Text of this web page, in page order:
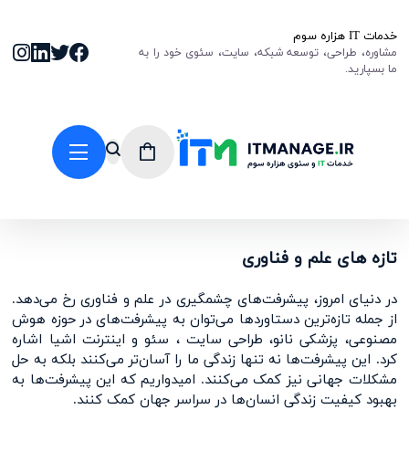
خدمات IT هزاره سوم
مشاوره، طراحی، توسعه شبکه، سایت، سئوی خود را به
ما بسپارید.
تازه های علم و فناوری
در دنیای امروز، پیشرفت‌های چشمگیری در علم و فناوری رخ می‌دهد.
از جمله تازه‌ترین دستاوردها می‌توان به پیشرفت‌های در حوزه هوش
مصنوعی، پزشکی نانو، طراحی سایت ، سئو و اینترنت اشیا اشاره
کرد. این پیشرفت‌ها نه تنها زندگی ما را آسان‌تر می‌کنند بلکه به حل
مشکلات جهانی نیز کمک می‌کنند. امیدواریم که این پیشرفت‌ها به
بهبود کیفیت زندگی انسان‌ها در سراسر جهان کمک کنند.